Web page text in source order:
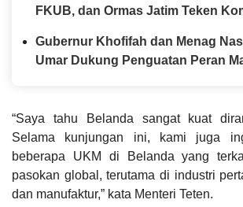
FKUB, dan Ormas Jatim Teken
Gubernur Khofifah dan Menag
Umar Dukung Penguatan Peran
“Saya tahu Belanda sangat kuat
Selama kunjungan ini, kami juga
beberapa UKM di Belanda yang
pasokan global, terutama di industri
dan manufaktur,” kata Menteri Teten.